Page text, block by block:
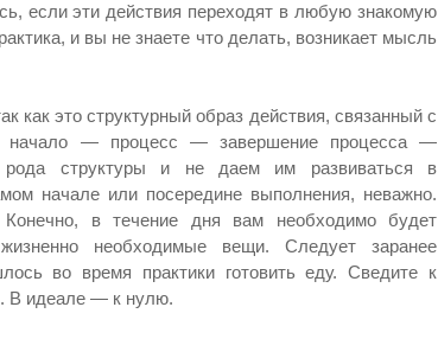
если эти действия переходят в любую знакомую
и вы не знаете что делать, возникает мысль
как это структурный образ действия, связанный с
начало — процесс — завершение процесса —
рода структуры и не даем им развиваться в
начале или посередине выполнения, неважно.
Конечно, в течение дня вам необходимо будет
необходимые вещи. Следует заранее
во время практики готовить еду. Сведите к
В идеале — к нулю.